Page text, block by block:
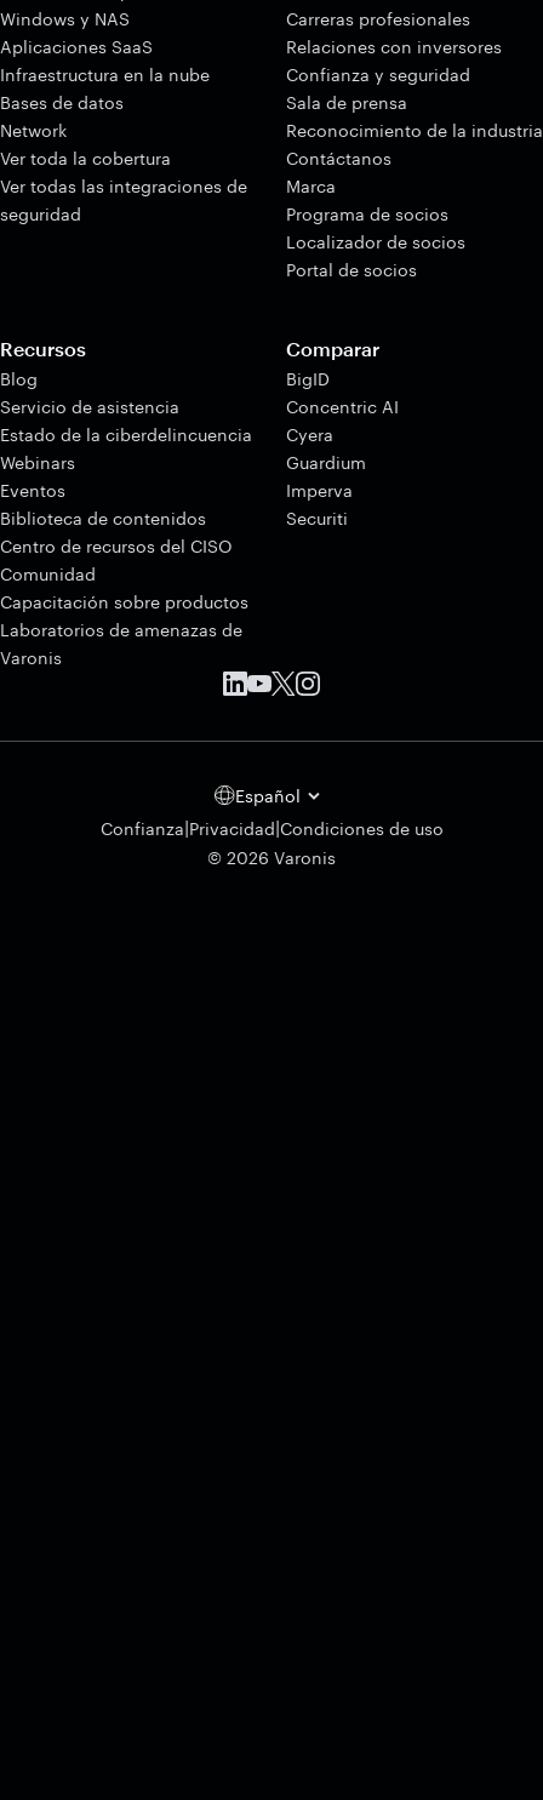
Windows y NAS
Aplicaciones SaaS
Infraestructura en la nube
Bases de datos
Network
Ver toda la cobertura
Ver todas las integraciones de
seguridad
Carreras profesionales
Relaciones con inversores
Confianza y seguridad
Sala de prensa
Reconocimiento de la industria
Contáctanos
Marca
Programa de socios
Localizador de socios
Portal de socios
Recursos
Blog
Servicio de asistencia
Estado de la ciberdelincuencia
Webinars
Eventos
Biblioteca de contenidos
Centro de recursos del CISO
Comunidad
Capacitación sobre productos
Laboratorios de amenazas de
Varonis
Comparar
BigID
Concentric AI
Cyera
Guardium
Imperva
Securiti
Español
Confianza|Privacidad|Condiciones de uso
© 2026 Varonis